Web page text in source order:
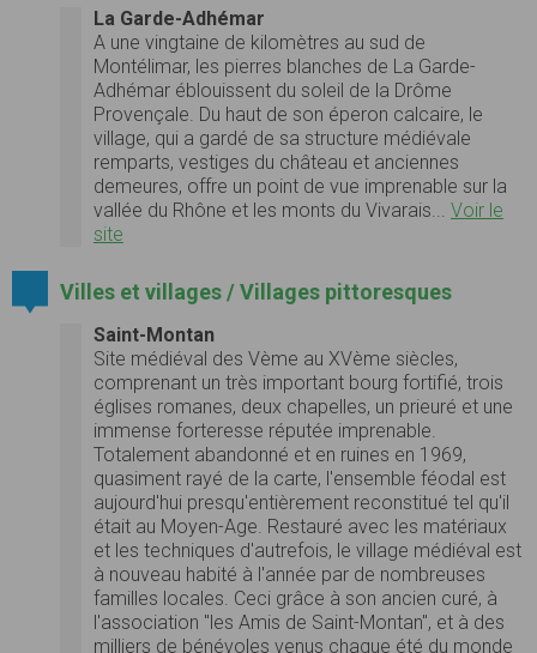
La Garde-Adhémar
A une vingtaine de kilomètres au sud de
Montélimar, les pierres blanches de La Garde-
Adhémar éblouissent du soleil de la Drôme
Provençale. Du haut de son éperon calcaire, le
village, qui a gardé de sa structure médiévale
remparts, vestiges du château et anciennes
demeures, offre un point de vue imprenable sur la
vallée du Rhône et les monts du Vivarais... Voir le
site
Villes et villages / Villages pittoresques
Saint-Montan
Site médiéval des Vème au XVème siècles,
comprenant un très important bourg fortifié, trois
églises romanes, deux chapelles, un prieuré et une
immense forteresse réputée imprenable.
Totalement abandonné et en ruines en 1969,
quasiment rayé de la carte, l'ensemble féodal est
aujourd'hui presqu'entièrement reconstitué tel qu'il
était au Moyen-Age. Restauré avec les matériaux
et les techniques d'autrefois, le village médiéval est
à nouveau habité à l'année par de nombreuses
familles locales. Ceci grâce à son ancien curé, à
l'association "les Amis de Saint-Montan", et à des
milliers de bénévoles venus chaque été du monde